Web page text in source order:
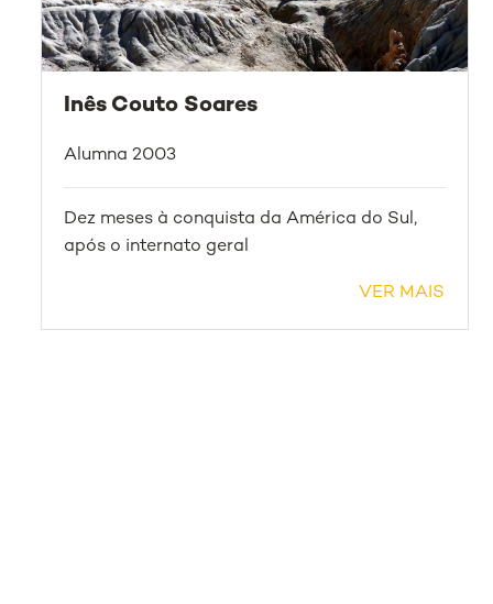
Inês Couto Soares
Alumna 2003
Dez meses à conquista da América do Sul,
após o internato geral
VER MAIS